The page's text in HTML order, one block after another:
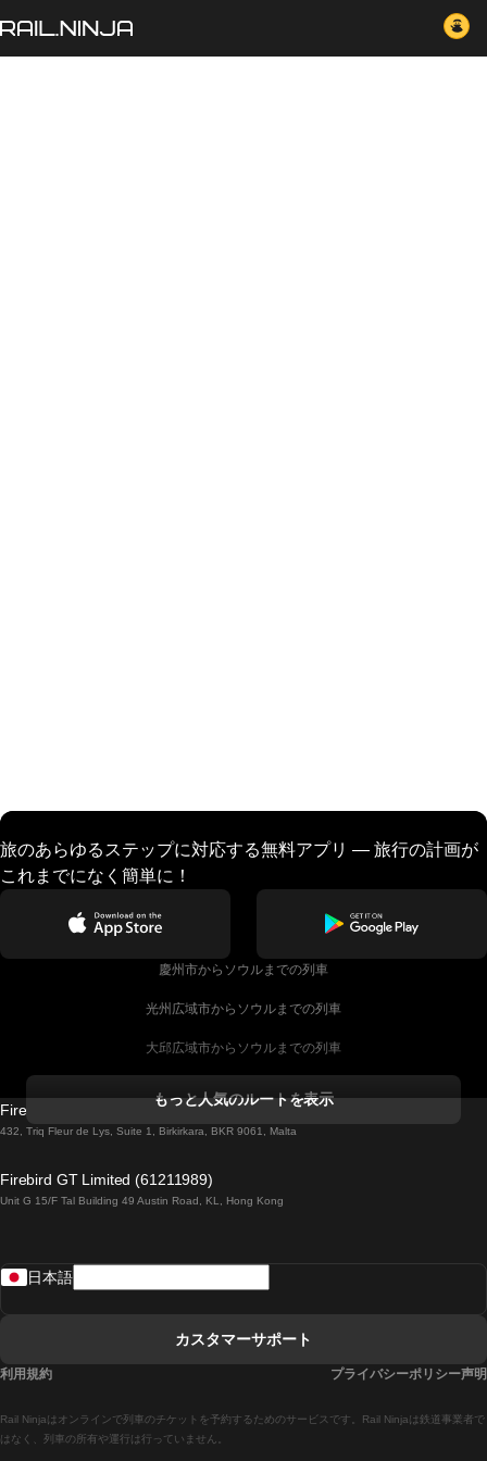
旅のあらゆるステップに対応する無料アプリ — 旅行の計画が
これまでになく簡単に！
慶州市からソウルまでの列車
光州広域市からソウルまでの列車
大邱広域市からソウルまでの列車
ダブリンからゴールウェイまでの列車
ローマからナポリまでの列車
マドリードからセビリアまでの列車
もっと人気のルートを表示
Firebird GT Limited (OC 1451)
432, Triq Fleur de Lys, Suite 1, Birkirkara, BKR 9061, Malta
Firebird GT Limited (61211989)
Unit G 15/F Tal Building 49 Austin Road, KL, Hong Kong
Rail Ninjaはオンラインで列車のチケットを予約するためのサービスです。Rail Ninjaは鉄道事業者で
はなく、列車の所有や運行は行っていません。
日本語
カスタマーサポート
利用規約 プライバシーポリシー声明